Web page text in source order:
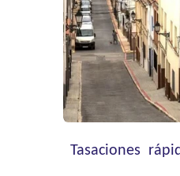
Tasaciones